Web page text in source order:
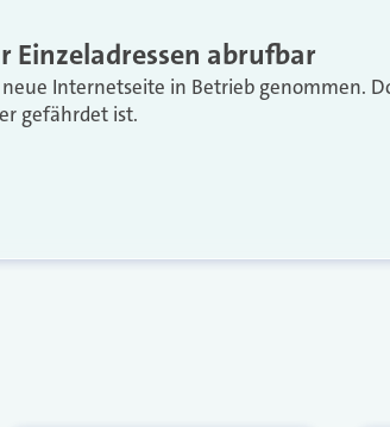
Einzeladressen abrufbar
Internetseite in Betrieb genommen.
gefährdet ist.